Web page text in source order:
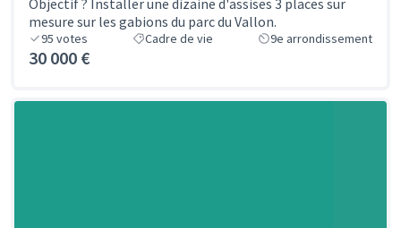
Objectif ? Installer une dizaine d'assises 3 places sur
mesure sur les gabions du parc du Vallon.
95 votes Cadre de vie 9e arrondissement
30 000 €